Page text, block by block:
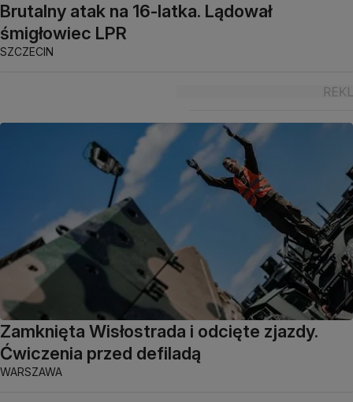
Brutalny atak na 16-latka. Lądował
śmigłowiec LPR
SZCZECIN
Zamknięta Wisłostrada i odcięte zjazdy.
Ćwiczenia przed defiladą
WARSZAWA